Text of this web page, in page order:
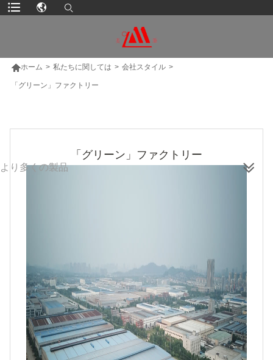
ホーム > 私たちに関しては > 会社スタイル >
「グリーン」ファクトリー
より多くの製品
「グリーン」ファクトリー